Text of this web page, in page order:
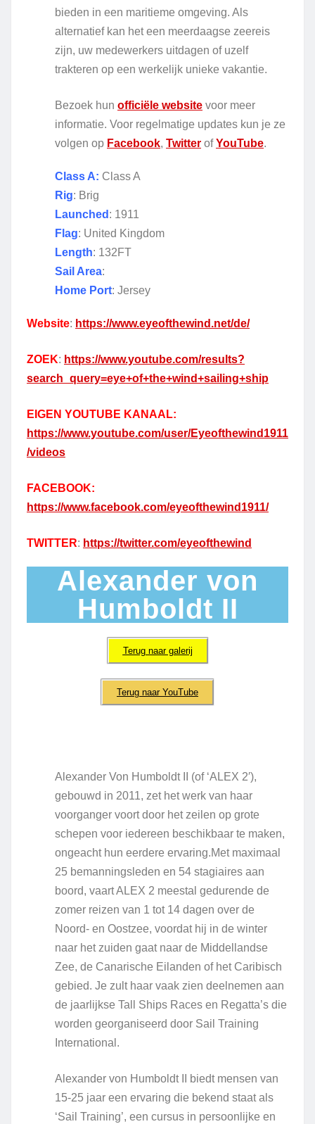
bieden in een maritieme omgeving. Als
alternatief kan het een meerdaagse zeereis
zijn, uw medewerkers uitdagen of uzelf
trakteren op een werkelijk unieke vakantie.
Bezoek hun officiële website voor meer
informatie. Voor regelmatige updates kun je ze
volgen op Facebook, Twitter ofYouTube.
Class A: Class A
Rig: Brig
Launched : 1911
Flag: United Kingdom
Length: 132FT
Sail Area:
Home Port: Jersey
Website: https://www.eyeofthewind.net/de/
ZOEK: https://www.youtube.com/results?
search_query=eye+of+the+wind+sailing+ship
EIGEN YOUTUBE KANAAL:
https://www.youtube.com/user/Eyeofthewind1911
/videos
FACEBOOK:
https://www.facebook.com/eyeofthewind1911/
TWITTER: https://twitter.com/eyeofthewind
Alexander von
Humboldt II
Terug naar galerij
Terug naar YouTube
Alexander Von Humboldt II (of ‘ALEX 2′),
gebouwd in 2011, zet het werk van haar
voorganger voort door het zeilen op grote
schepen voor iedereen beschikbaar te maken,
ongeacht hun eerdere ervaring.Met maximaal
25 bemanningsleden en 54 stagiaires aan
boord, vaart ALEX 2 meestal gedurende de
zomer reizen van 1 tot 14 dagen over de
Noord- en Oostzee, voordat hij in de winter
naar het zuiden gaat naar de Middellandse
Zee, de Canarische Eilanden of het Caribisch
gebied. Je zult haar vaak zien deelnemen aan
de jaarlijkse Tall Ships Races en Regatta’s die
worden georganiseerd door Sail Training
International.
Alexander von Humboldt II biedt mensen van
15-25 jaar een ervaring die bekend staat als
‘Sail Training’, een cursus in persoonlijke en